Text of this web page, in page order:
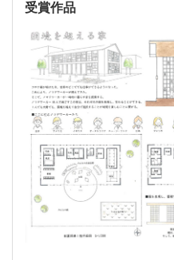
受賞作品